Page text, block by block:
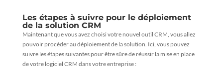
Les étapes à suivre pour le déploiement
de la solution CRM
Maintenant que vous avez choisi votre nouvel outil CRM, vous allez
pouvoir procéder au déploiement de la solution. Ici, vous pouvez
suivre les étapes suivantes pour être sûre de réussir la mise en place
de votre logiciel CRM dans votre entreprise :